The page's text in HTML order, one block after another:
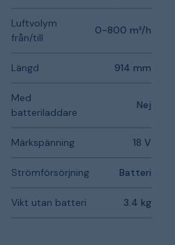
Luftvolym
från/till
0-800 m³/h
Längd 914 mm
Med
batteriladdare
Nej
Märkspänning 18 V
Strömförsörjning Batteri
Vikt utan batteri 3.4 kg